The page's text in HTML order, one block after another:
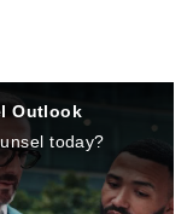
Outlook
today?